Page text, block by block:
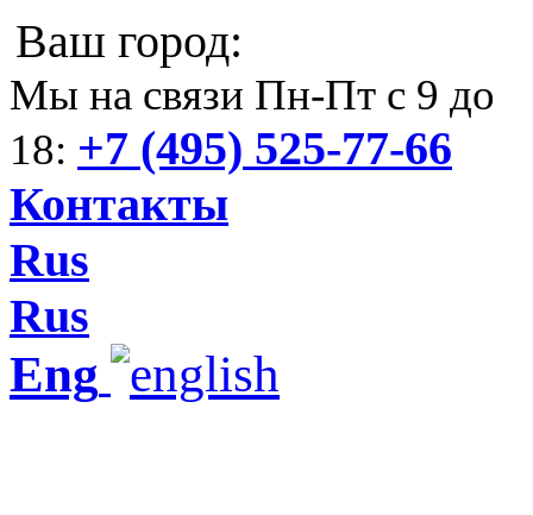
Ваш город:
Мы на связи Пн-Пт с 9 до
18: +7 (495) 525-77-66
Контакты
Rus
Rus
Eng